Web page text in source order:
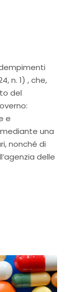
n. 1) , che,
del
e
una
nonché di
delle